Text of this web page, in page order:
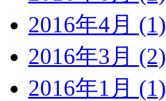
2016年4月 (1)
2016年3月 (2)
2016年1月 (1)